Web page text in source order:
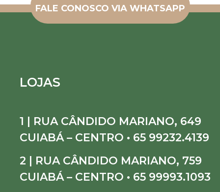
FALE CONOSCO VIA WHATSAPP
LOJAS
1 | RUA CÂNDIDO MARIANO, 649
CUIABÁ – CENTRO • 65 99232.4139
2 | RUA CÂNDIDO MARIANO, 759
CUIABÁ – CENTRO • 65 99993.1093